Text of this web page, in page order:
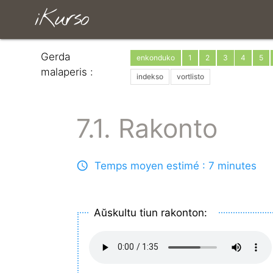
iKurso
Gerda
malaperis :
enkonduko 1 2 3 4 5
indekso vortlisto
7.1. Rakonto
Temps moyen estimé : 7 minutes
Aŭskultu tiun rakonton: